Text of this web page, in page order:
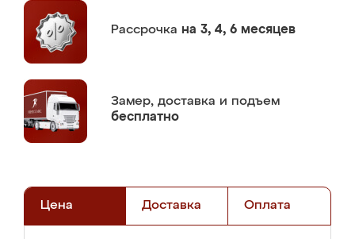
Рассрочка на 3, 4, 6 месяцев
Замер, доставка и подъем
бесплатно
Цена Доставка Оплата